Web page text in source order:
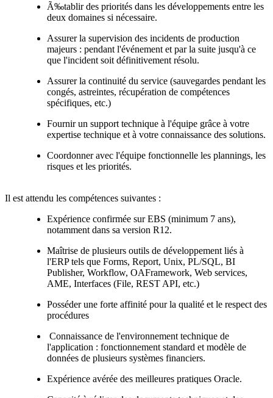
Ã‰tablir des priorités dans les développements entre les
deux domaines si nécessaire.
Assurer la supervision des incidents de production
majeurs : pendant l'événement et par la suite jusqu'à ce
que l'incident soit définitivement résolu.
Assurer la continuité du service (sauvegardes pendant les
congés, astreintes, récupération de compétences
spécifiques, etc.)
Fournir un support technique à l'équipe grâce à votre
expertise technique et à votre connaissance des solutions.
Coordonner avec l'équipe fonctionnelle les plannings, les
risques et les priorités.
Il est attendu les compétences suivantes :
Expérience confirmée sur EBS (minimum 7 ans),
notamment dans sa version R12.
Maîtrise de plusieurs outils de développement liés à
l'ERP tels que Forms, Report, Unix, PL/SQL, BI
Publisher, Workflow, OAFramework, Web services,
AME, Interfaces (File, REST API, etc.)
Posséder une forte affinité pour la qualité et le respect des
procédures
Connaissance de l'environnement technique de
l'application : fonctionnement standard et modèle de
données de plusieurs systèmes financiers.
Expérience avérée des meilleures pratiques Oracle.